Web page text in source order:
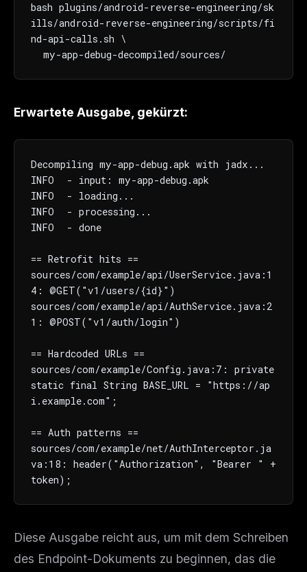
bash plugins/android-reverse-engineering/sk
ills/android-reverse-engineering/scripts/fi
nd-api-calls.sh \
  my-app-debug-decompiled/sources/
Erwartete Ausgabe, gekürzt:
Decompiling my-app-debug.apk with jadx...
INFO  - input: my-app-debug.apk
INFO  - loading...
INFO  - processing...
INFO  - done
== Retrofit hits ==
sources/com/example/api/UserService.java:1
4: @GET("v1/users/{id}")
sources/com/example/api/AuthService.java:2
1: @POST("v1/auth/login")
== Hardcoded URLs ==
sources/com/example/Config.java:7: private
static final String BASE_URL = "https://ap
i.example.com";
== Auth patterns ==
sources/com/example/net/AuthInterceptor.ja
va:18: header("Authorization", "Bearer " +
token);
Diese Ausgabe reicht aus, um mit dem Schreiben
des Endpoint-Dokuments zu beginnen, das die